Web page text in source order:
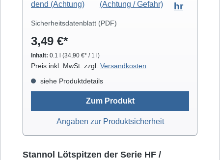
von z.B. Video- und Tonköpfen,
Laufwerkteilen, Gummirollen und optischen
arbeitet rückstandsfrei.
hr
Sicherheitsdatenblatt (PDF)
3,49 €*
Inhalt: 0.1 l (34,90 €* / 1 l)
Preis inkl. MwSt. zzgl. Versandkosten
siehe Produktdetails
Zum Produkt
Angaben zur Produktsicherheit
Produktgalerie überspringen
Stannol Lötspitzen der Serie HF /